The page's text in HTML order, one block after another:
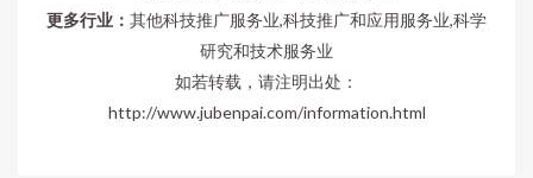
更多行业： 其他科技推广服务业,科技推广和应用服务业,科学
研究和技术服务业
如若转载，请注明出处：
http://www.jubenpai.com/information.html